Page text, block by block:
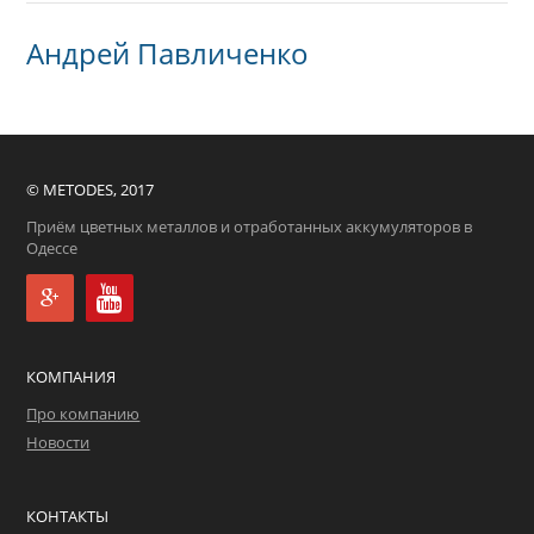
Андрей Павличенко
© МЕTODES, 2017
Приём цветных металлов и отработанных аккумуляторов в
Одессе
КОМПАНИЯ
Про компанию
Новости
КОНТАКТЫ